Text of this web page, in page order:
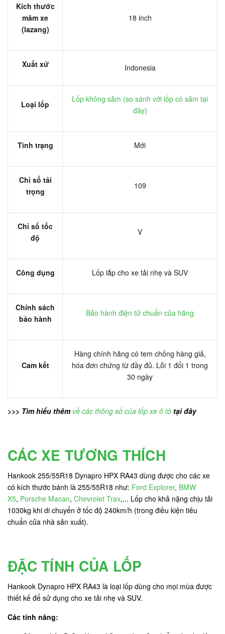
Kích thước
mâm xe
(lazang)
18 inch
Xuất xứ Indonesia
Loại lốp
Lốp không săm (so sánh với lốp có săm tại
đây)
Tình trạng Mới
Chỉ số tải
trọng
109
Chỉ số tốc
độ
V
Công dụng Lốp lắp cho xe tải nhẹ và SUV
Chính sách
bảo hành
Bảo hành điện tử chuẩn của hãng
Cam kết
Hàng chính hãng có tem chống hàng giả,
hóa đơn chứng từ đầy đủ. Lỗi 1 đổi 1 trong
30 ngày
>>> Tìm hiểu thêm về các thông số của lốp xe ô tô tại đây
CÁC XE TƯƠNG THÍCH
Hankook 255/55R18 Dynapro HPX RA43 dùng được cho các xe
có kích thước bánh là 255/55R18 như: Ford Explorer, BMW
X5, Porsche Macan, Chevrolet Trax,... Lốp cho khả nặng chịu tải
1030kg khi di chuyển ở tốc độ 240km/h (trong điều kiện tiêu
chuẩn của nhà sản xuất).
ĐẶC TÍNH CỦA LỐP
Hankook Dynapro HPX RA43 là loại lốp dùng cho mọi mùa được
thiết kế để sử dụng cho xe tải nhẹ và SUV.
Các tính năng: